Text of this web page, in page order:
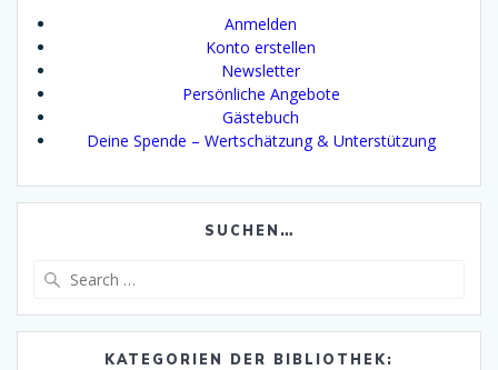
Anmelden
Konto erstellen
Newsletter
Persönliche Angebote
Gästebuch
Deine Spende – Wertschätzung & Unterstützung
SUCHEN…
KATEGORIEN DER BIBLIOTHEK: